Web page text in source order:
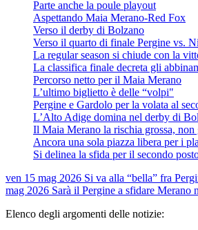
Parte anche la poule playout
Aspettando Maia Merano-Red Fox
Verso il derby di Bolzano
Verso il quarto di finale Pergine vs.
La regular season si chiude con la
La classifica finale decreta gli
Percorso netto per il Maia Merano
L’ultimo biglietto è delle “volpi"
Pergine e Gardolo per la volata al
L’Alto Adige domina nel derby di
Il Maia Merano la rischia grossa,
Ancora una sola piazza libera per i
Si delinea la sfida per il secondo
ven 15 mag 2026 Si va alla “bella” fra
mag 2026 Sarà il Pergine a sfidare Merano
Elenco degli argomenti delle notizie: